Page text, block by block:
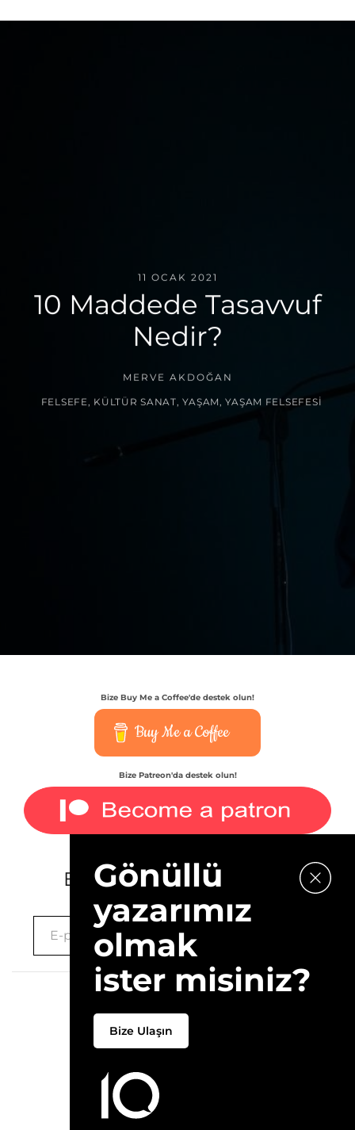
11 OCAK 2021
10 Maddede Tasavvuf
Nedir?
MERVE AKDOĞAN
FELSEFE KÜLTÜR SANAT ,YAŞAM ,YAŞAM FELSEFESI
Bize Buy Me a Coffee'de destek olun!
Buy Me a Coffee
Bize Patreon'da destek olun!
E-bültenimize kaydolun.
Hakkımızda
Gönüllü
yazarımız
olmak
ister misiniz?
Bize Ulaşın